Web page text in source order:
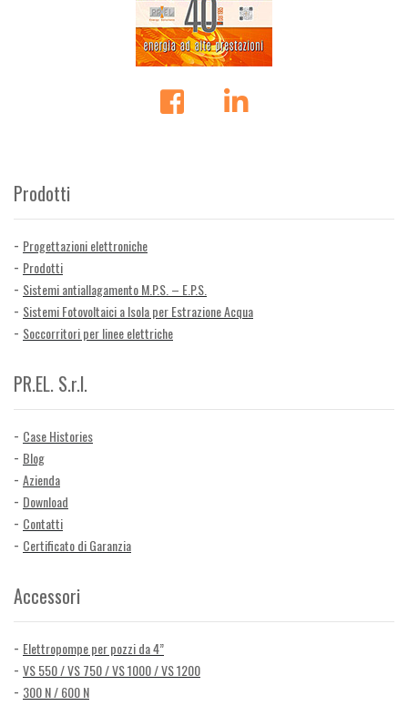
Prodotti
Progettazioni elettroniche
Prodotti
Sistemi antiallagamento M.P.S. – E.P.S.
Sistemi Fotovoltaici a Isola per Estrazione Acqua
Soccorritori per linee elettriche
PR.EL. S.r.l.
Case Histories
Blog
Azienda
Download
Contatti
Certificato di Garanzia
Accessori
Elettropompe per pozzi da 4”
VS 550 / VS 750 / VS 1000 / VS 1200
300 N / 600 N